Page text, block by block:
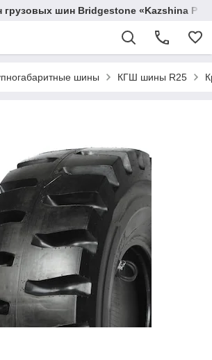
грузовых шин Bridgestone «Kazshina
шины КГШ шины R25